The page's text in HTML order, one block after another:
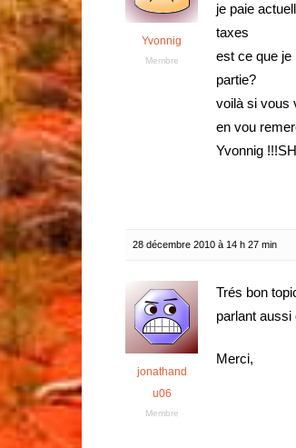
Yvonnig
Membre
je paie
taxes
est ce que je
partie?
voilà si vous
en vou
Yvonnig
28 décembre 2010 à 14 h 27 min
jonathand
u06
Membre
Trés bon
parlant
Merci,